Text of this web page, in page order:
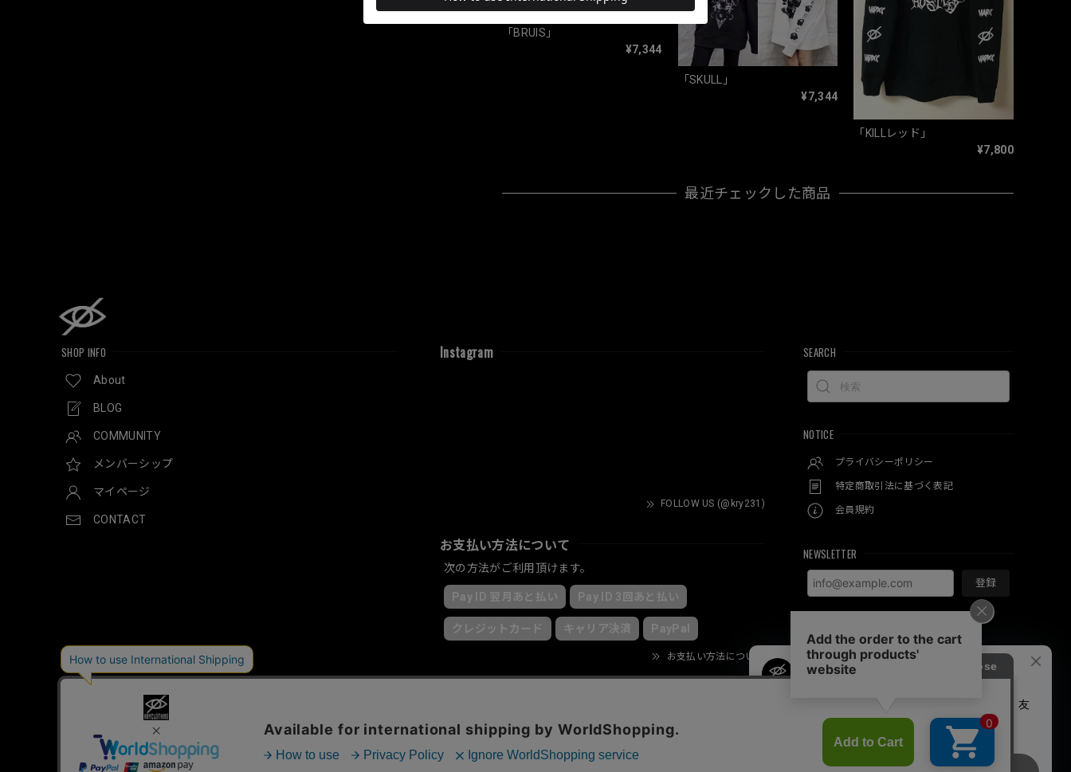
「BRUIS」
¥7,344
「SKULL」
¥7,344
「KILLレッド」
¥7,800
最近チェックした商品
SHOP INFO
About
BLOG
COMMUNITY
メンバーシップ
マイページ
CONTACT
Instagram
FOLLOW US (@kry231)
お支払い方法について
次の方法がご利用頂けます。
Pay ID 翌月あと払い Pay ID 3回あと払い
クレジットカード キャリア決済 PayPal
お支払い方法について
SEARCH
NOTICE
プライバシーポリシー
特定商取引法に基づく表記
会員規約
NEWSLETTER
登録
© KRY clothing